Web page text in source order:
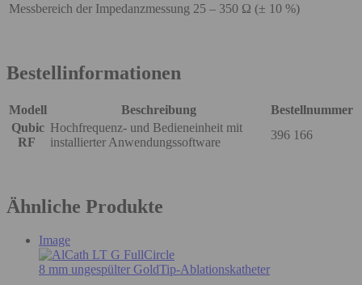
Messbereich der Impedanzmessung 25 – 350 Ω (± 10 %)
Bestellinformationen
Modell Beschreibung
Bestellnummer
Qubic
RF
Hochfrequenz- und Bedieneinheit mit
installierter Anwendungssoftware
396 166
Ähnliche Produkte
Image
8 mm ungespülter GoldTip-Ablationskatheter